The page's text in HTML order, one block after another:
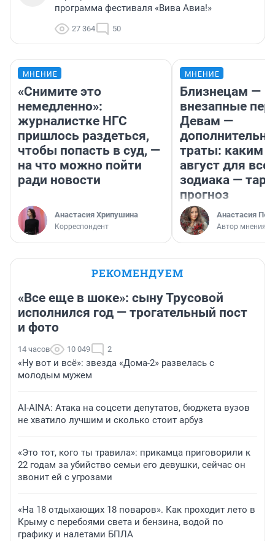
программа фестиваля «Вива Авиа!»
27 364 50
МНЕНИЕ
«Снимите это
немедленно»:
журналистке НГС
пришлось раздеться,
чтобы попасть в суд, —
на что можно пойти
ради новости
Анастасия Хрипушина
Корреспондент
МНЕНИЕ
Близнецам —
внезапные
Девам —
траты: каким
август для
зодиака —
прогноз
Анастасия
Автор мнения
РЕКОМЕНДУЕМ
«Все еще в шоке»: сыну Трусовой
исполнился год — трогательный пост
и фото
14 часов 10 049 2
«Ну вот и всё»: звезда «Дома-2» развелась с
молодым мужем
AI-AINA: Атака на соцсети депутатов, бюджета вузов
не хватило лучшим и сколько стоит арбуз
«Это тот, кого ты травила»: прикамца приговорили к
22 годам за убийство семьи его девушки, сейчас он
звонит ей с угрозами
«На 18 отдыхающих 18 поваров». Как проходит лето в
Крыму с перебоями света и бензина, водой по
графику и налетами БПЛА